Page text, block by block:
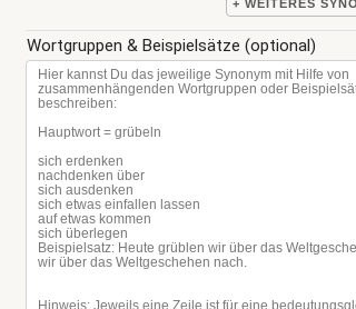
+ WEITERES
Wortgruppen & Beispielsätze (optional)